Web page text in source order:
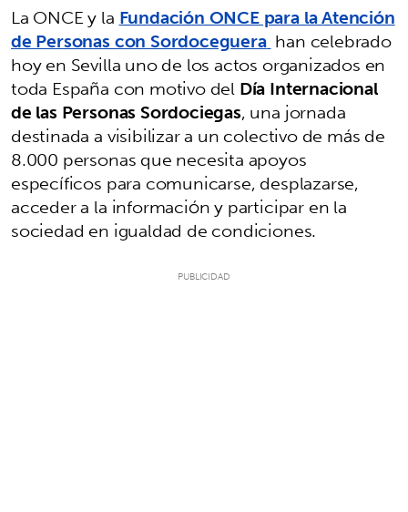
La ONCE y laFundación ONCE para la Atención
de Personas con Sordoceguerahan celebrado
hoy en Sevilla uno de los actos organizados en
toda España con motivo delDía Internacional
de las Personas Sordociegas, una jornada
destinada a visibilizar a un colectivo de más de
8.000 personas que necesita apoyos
específicos para comunicarse, desplazarse,
acceder a la información y participar en la
sociedad en igualdad de condiciones.